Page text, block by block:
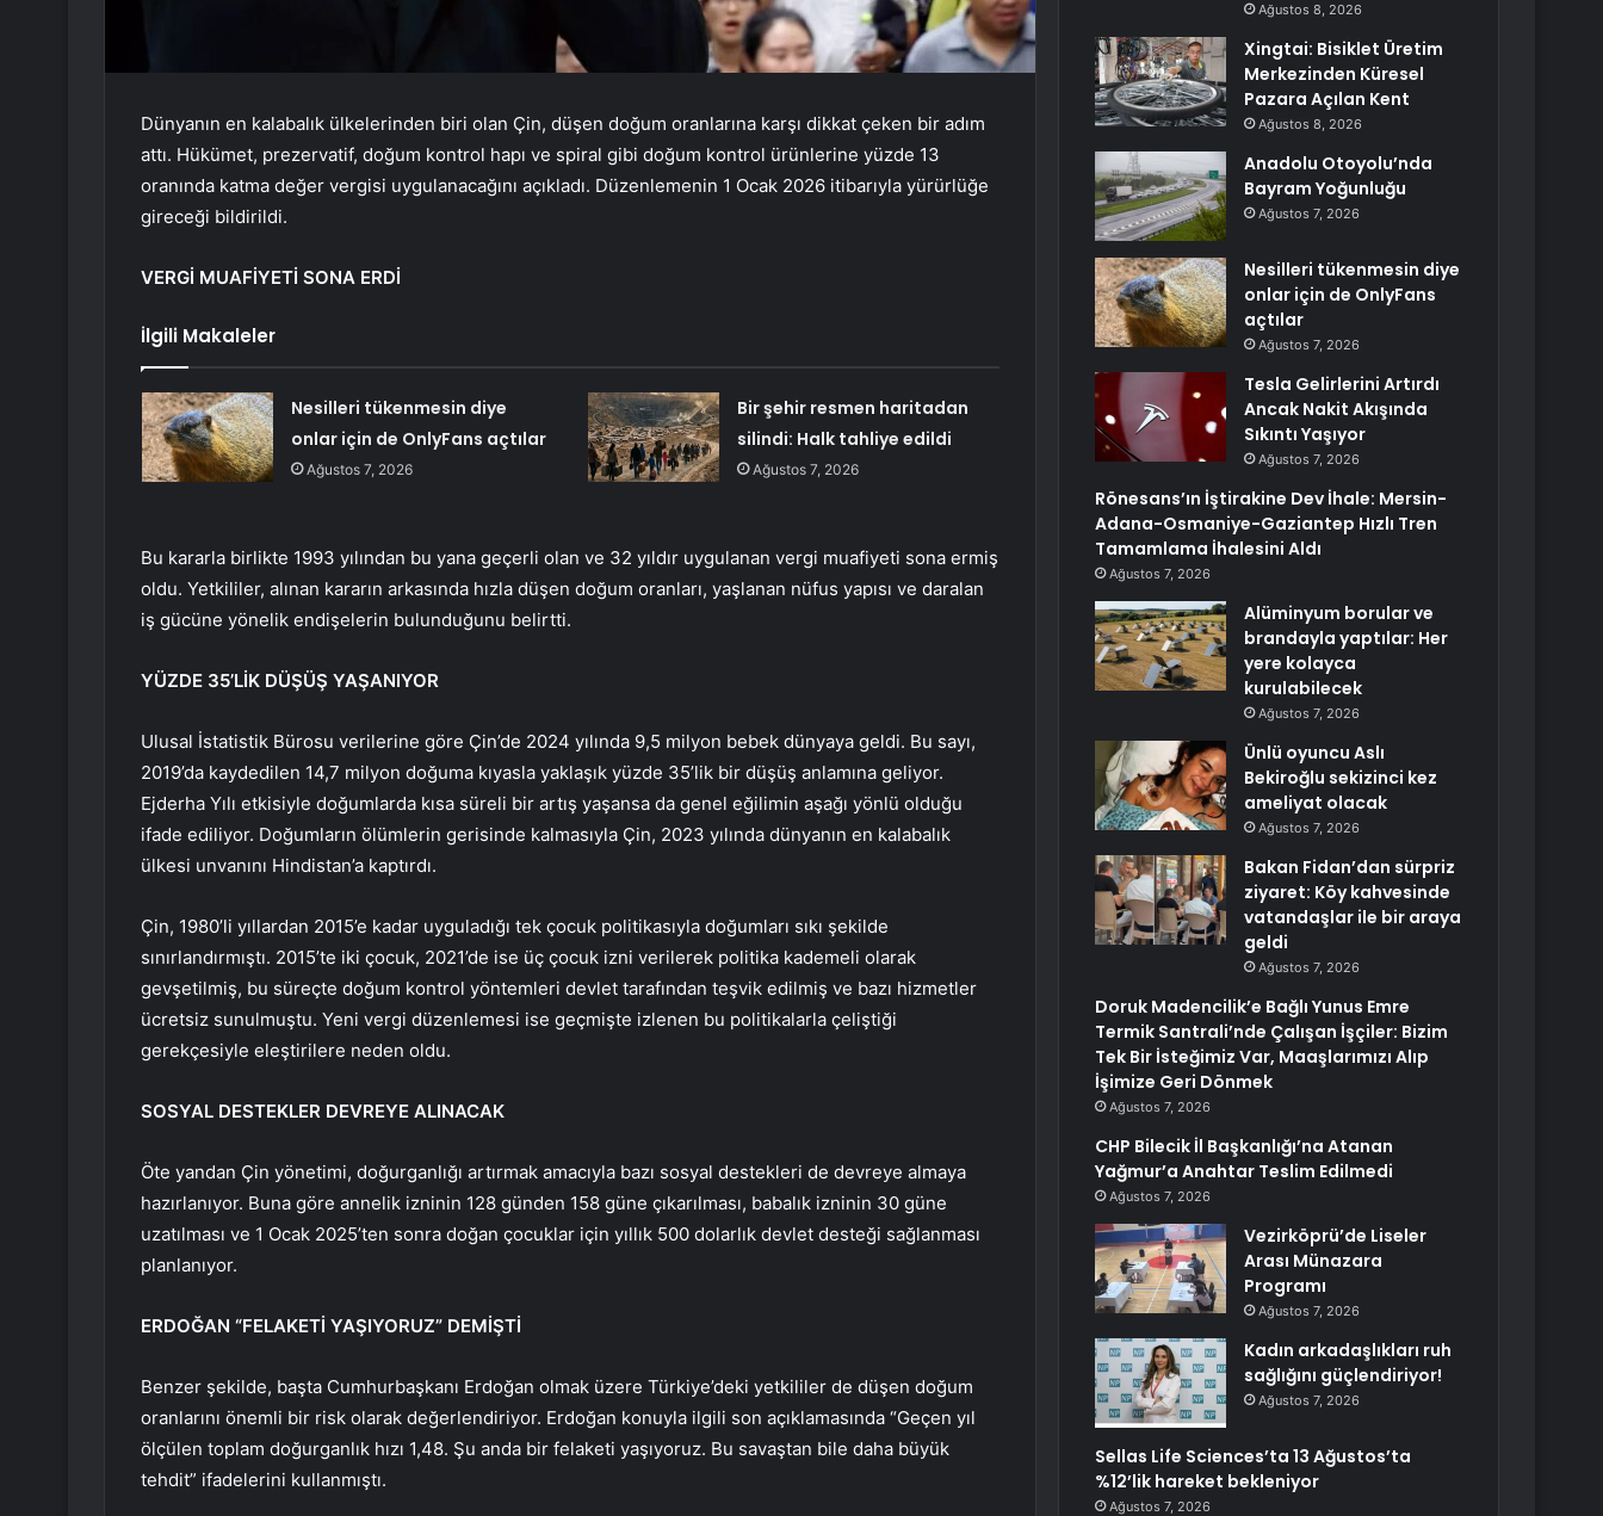
Dünyanın en kalabalık ülkelerinden biri olan Çin, düşen doğum oranlarına karşı dikkat çeken bir adım
attı. Hükümet, prezervatif, doğum kontrol hapı ve spiral gibi doğum kontrol ürünlerine yüzde 13
oranında katma değer vergisi uygulanacağını açıkladı. Düzenlemenin 1 Ocak 2026 itibarıyla yürürlüğe
gireceği bildirildi.
VERGİ MUAFİYETİ SONA ERDİ
İlgili Makaleler
Nesilleri tükenmesin diye
onlar için de OnlyFans açtılar
Ağustos 7, 2026
Bir şehir resmen haritadan
silindi: Halk tahliye edildi
Ağustos 7, 2026
Bu kararla birlikte 1993 yılından bu yana geçerli olan ve 32 yıldır uygulanan vergi muafiyeti sona ermiş
oldu. Yetkililer, alınan kararın arkasında hızla düşen doğum oranları, yaşlanan nüfus yapısı ve daralan
iş gücüne yönelik endişelerin bulunduğunu belirtti.
YÜZDE 35’LİK DÜŞÜŞ YAŞANIYOR
Ulusal İstatistik Bürosu verilerine göre Çin’de 2024 yılında 9,5 milyon bebek dünyaya geldi. Bu sayı,
2019’da kaydedilen 14,7 milyon doğuma kıyasla yaklaşık yüzde 35’lik bir düşüş anlamına geliyor.
Ejderha Yılı etkisiyle doğumlarda kısa süreli bir artış yaşansa da genel eğilimin aşağı yönlü olduğu
ifade ediliyor. Doğumların ölümlerin gerisinde kalmasıyla Çin, 2023 yılında dünyanın en kalabalık
ülkesi unvanını Hindistan’a kaptırdı.
Çin, 1980’li yıllardan 2015’e kadar uyguladığı tek çocuk politikasıyla doğumları sıkı şekilde
sınırlandırmıştı. 2015’te iki çocuk, 2021’de ise üç çocuk izni verilerek politika kademeli olarak
gevşetilmiş, bu süreçte doğum kontrol yöntemleri devlet tarafından teşvik edilmiş ve bazı hizmetler
ücretsiz sunulmuştu. Yeni vergi düzenlemesi ise geçmişte izlenen bu politikalarla çeliştiği
gerekçesiyle eleştirilere neden oldu.
SOSYAL DESTEKLER DEVREYE ALINACAK
Öte yandan Çin yönetimi, doğurganlığı artırmak amacıyla bazı sosyal destekleri de devreye almaya
hazırlanıyor. Buna göre annelik izninin 128 günden 158 güne çıkarılması, babalık izninin 30 güne
uzatılması ve 1 Ocak 2025’ten sonra doğan çocuklar için yıllık 500 dolarlık devlet desteği sağlanması
planlanıyor.
ERDOĞAN “FELAKETİ YAŞIYORUZ” DEMİŞTİ
Benzer şekilde, başta Cumhurbaşkanı Erdoğan olmak üzere Türkiye’deki yetkililer de düşen doğum
oranlarını önemli bir risk olarak değerlendiriyor. Erdoğan konuyla ilgili son açıklamasında “Geçen yıl
ölçülen toplam doğurganlık hızı 1,48. Şu anda bir felaketi yaşıyoruz. Bu savaştan bile daha büyük
tehdit” ifadelerini kullanmıştı.
Ağustos 8, 2026
Xingtai: Bisiklet Üretim
Merkezinden Küresel
Pazara Açılan Kent
Ağustos 8, 2026
Anadolu Otoyolu’nda
Bayram Yoğunluğu
Ağustos 7, 2026
Nesilleri tükenmesin diye
onlar için de OnlyFans
açtılar
Ağustos 7, 2026
Tesla Gelirlerini Artırdı
Ancak Nakit Akışında
Sıkıntı Yaşıyor
Ağustos 7, 2026
Rönesans’ın İştirakine Dev İhale: Mersin-
Adana-Osmaniye-Gaziantep Hızlı Tren
Tamamlama İhalesini Aldı
Ağustos 7, 2026
Alüminyum borular ve
brandayla yaptılar: Her
yere kolayca
kurulabilecek
Ağustos 7, 2026
Ünlü oyuncu Aslı
Bekiroğlu sekizinci kez
ameliyat olacak
Ağustos 7, 2026
Bakan Fidan’dan sürpriz
ziyaret: Köy kahvesinde
vatandaşlar ile bir araya
geldi
Ağustos 7, 2026
Doruk Madencilik’e Bağlı Yunus Emre
Termik Santrali’nde Çalışan İşçiler: Bizim
Tek Bir İsteğimiz Var, Maaşlarımızı Alıp
İşimize Geri Dönmek
Ağustos 7, 2026
CHP Bilecik İl Başkanlığı’na Atanan
Yağmur’a Anahtar Teslim Edilmedi
Ağustos 7, 2026
Vezirköprü’de Liseler
Arası Münazara
Programı
Ağustos 7, 2026
Kadın arkadaşlıkları ruh
sağlığını güçlendiriyor!
Ağustos 7, 2026
Sellas Life Sciences’ta 13 Ağustos’ta
%12’lik hareket bekleniyor
Ağustos 7, 2026